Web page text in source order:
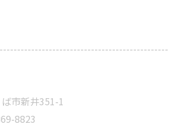
ば市新井351-1
8823